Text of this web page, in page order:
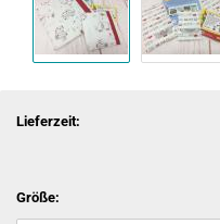
Lieferzeit:
Größe: